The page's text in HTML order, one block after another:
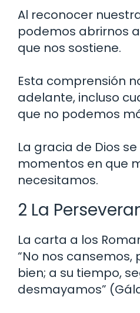
Al reconocer
podemos abrirnos
que nos sostiene.
Esta comprensión
adelante, incluso
que no podemos
La gracia de Dios
momentos en que
necesitamos.
2 La
La carta a los
“No nos cansemos,
bien; a su tiempo,
desmayamos”